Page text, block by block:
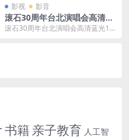
影视 影音
滚石30周年台北演唱会高清蓝
光1080p下载
滚石30周年台北演唱会高清蓝光10
书籍 亲子教育 人工智